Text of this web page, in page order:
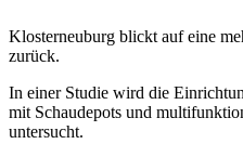
Klosterneuburg blickt auf eine
zurück.
In einer Studie wird die
mit Schaudepots und
untersucht.